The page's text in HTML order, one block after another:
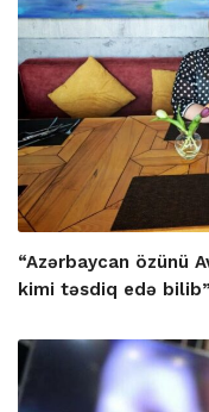
“Azərbaycan özünü
kimi təsdiq edə bilib”